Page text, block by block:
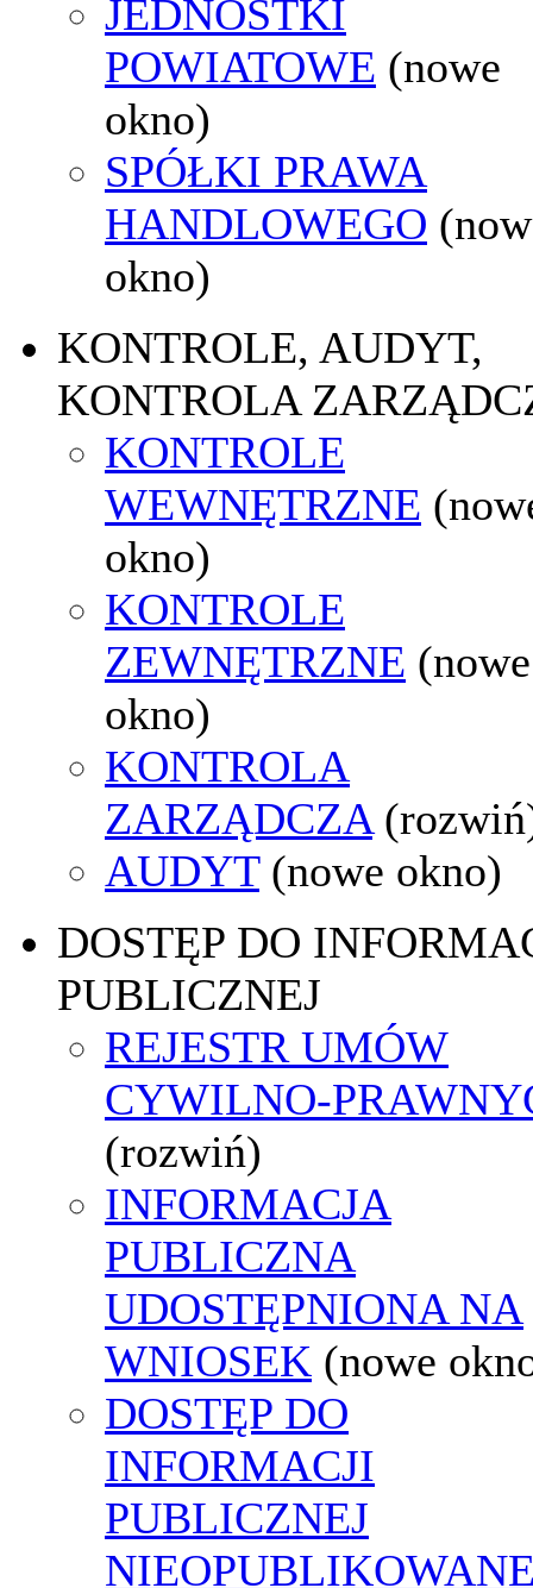
JEDNOSTKI
POWIATOWE (nowe
okno)
SPÓŁKI PRAWA
HANDLOWEGO
okno)
KONTROLE, AUDYT,
KONTROLA
KONTROLE
WEWNĘTRZNE
okno)
KONTROLE
ZEWNĘTRZNE (nowe
okno)
KONTROLA
ZARZĄDCZA
AUDYT (nowe okno)
DOSTĘP DO
PUBLICZNEJ
REJESTR UMÓW
CYWILNO-
(rozwiń)
INFORMACJA
PUBLICZNA
UDOSTĘPNIONA NA
WNIOSEK (nowe
DOSTĘP DO
INFORMACJI
PUBLICZNEJ